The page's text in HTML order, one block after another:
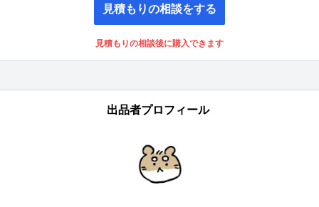
見積もりの相談をする
見積もりの相談後に購入できます
出品者プロフィール